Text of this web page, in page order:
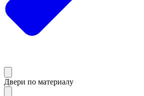
Двери по материалу